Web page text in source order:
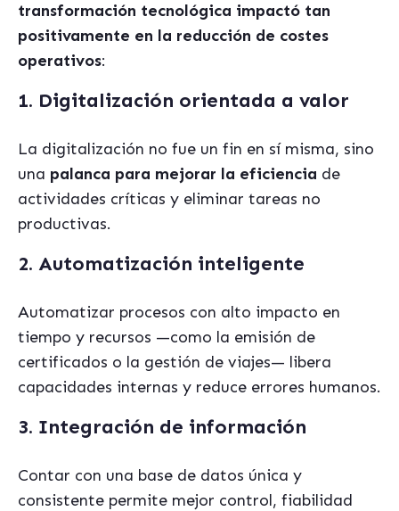
transformación tecnológica impactó tan
positivamente en la reducción de costes
operativos:
1. Digitalización orientada a valor
La digitalización no fue un fin en sí misma, sino
una palanca para mejorar la eficiencia de
actividades críticas y eliminar tareas no
productivas.
2. Automatización inteligente
Automatizar procesos con alto impacto en
tiempo y recursos —como la emisión de
certificados o la gestión de viajes— libera
capacidades internas y reduce errores humanos.
3. Integración de información
Contar con una base de datos única y
consistente permite mejor control, fiabilidad